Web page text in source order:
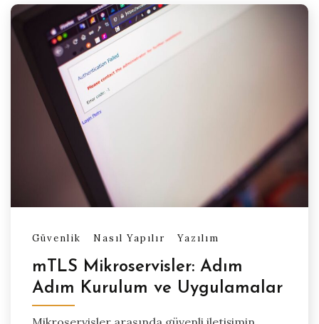
Güvenlik Nasıl Yapılır Yazılım
mTLS Mikroservisler: Adım
Adım Kurulum ve Uygulamalar